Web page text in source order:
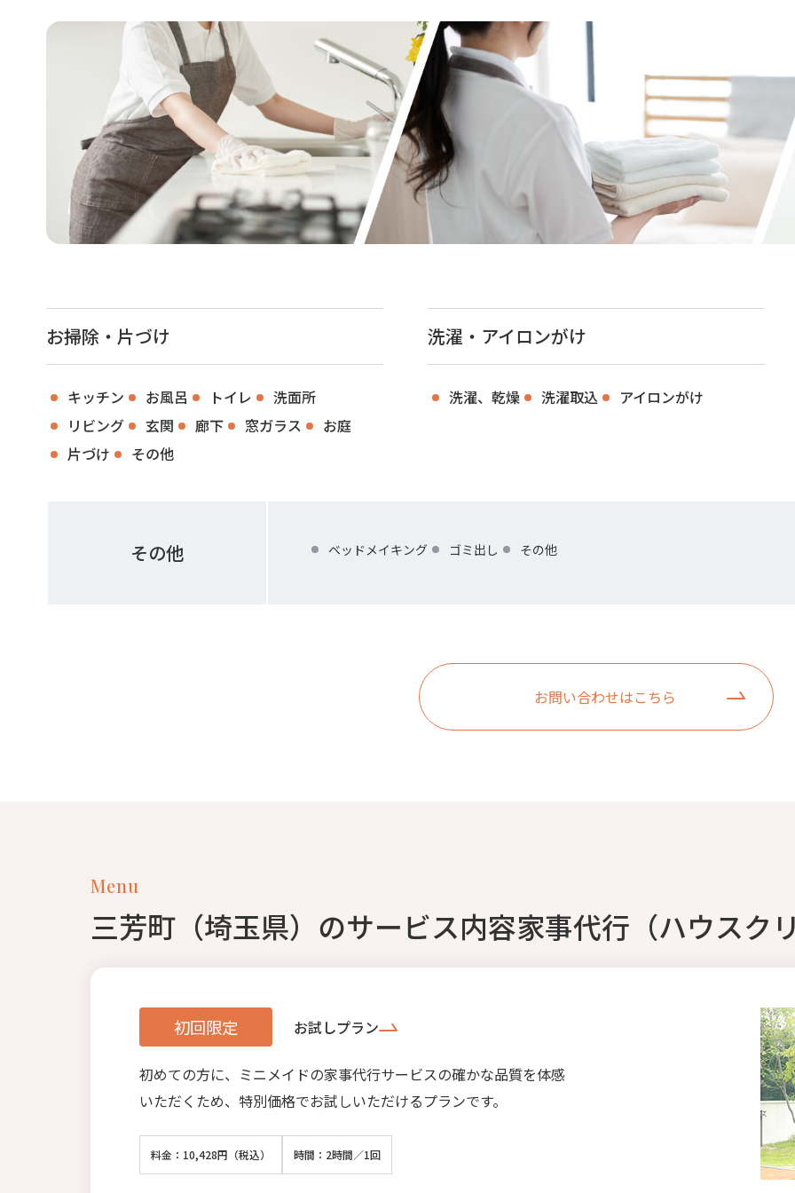
お掃除・片づけ
キッチン お風呂 トイレ
洗面所
リビング
玄関 廊下 窓ガラス
お庭
片づけ
その他
洗濯・アイロンがけ
洗濯、乾燥 洗濯取込 アイロンがけ
その他 ベッドメイキング ゴミ出し その他
お問い合わせはこちら
Menu
三芳町（埼玉県）のサービス内容家事代行（ハウスク
初回限定 お試しプラン
初めての方に、ミニメイドの家事代行サービスの確かな品質を体感
いただくため、特別価格でお試しいただけるプランです。
料金：10,428円（税込） 時間：2時間／1回